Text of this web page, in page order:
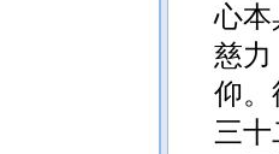
心本
慈力
仰。
三